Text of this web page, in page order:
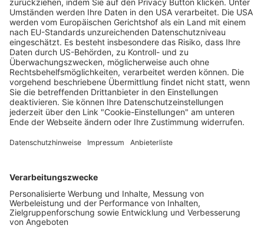
Eine besondere tierische Freundschaft in
„Der Pinguin meines Lebens“
Wochenbericht 22.04.2025
Freiburger Wochenbericht
Der Wochenbericht
wurde zum 31. Juli 2026
eingestellt.